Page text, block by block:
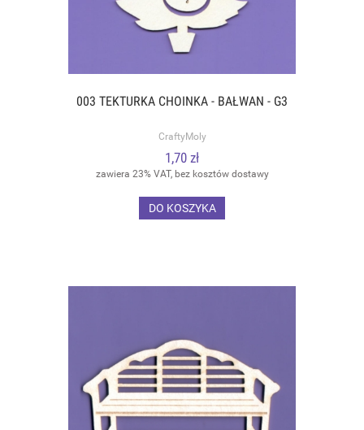
003 TEKTURKA CHOINKA - BAŁWAN - G3
CraftyMoly
1,70 zł
zawiera 23% VAT, bez kosztów dostawy
DO KOSZYKA